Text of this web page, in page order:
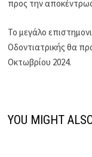
προς την
Το μεγάλο
Οδοντιατρικής θα
Οκτωβρίου 2024.
YOU MIGHT